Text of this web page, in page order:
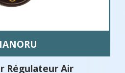
Régulateur Air